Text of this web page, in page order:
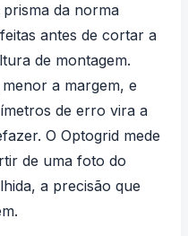
da norma
antes de cortar a
de montagem.
a margem, e
de erro vira a
O Optogrid mede
de uma foto do
a precisão que